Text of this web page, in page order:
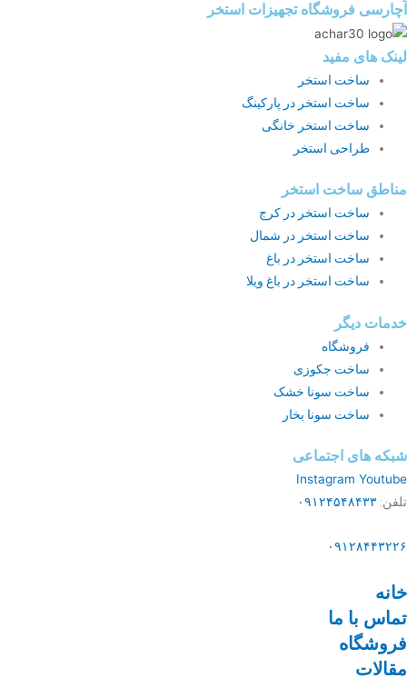
آچارسی فروشگاه تجهیزات استخر
لینک های مفید
ساخت استخر
ساخت استخر در پارکینگ
ساخت استخر خانگی
طراحی استخر
مناطق ساخت استخر
ساخت استخر در کرج
ساخت استخر در شمال
ساخت استخر در باغ
ساخت استخر در باغ ویلا
خدمات دیگر
فروشگاه
ساخت جکوزی
ساخت سونا خشک
ساخت سونا بخار
شبکه های اجتماعی
Instagram Youtube
تلفن: ۰۹۱۲۴۵۴۸۴۳۳
۰۹۱۲۸۴۴۳۲۲۶
خانه
تماس با ما
فروشگاه
مقالات